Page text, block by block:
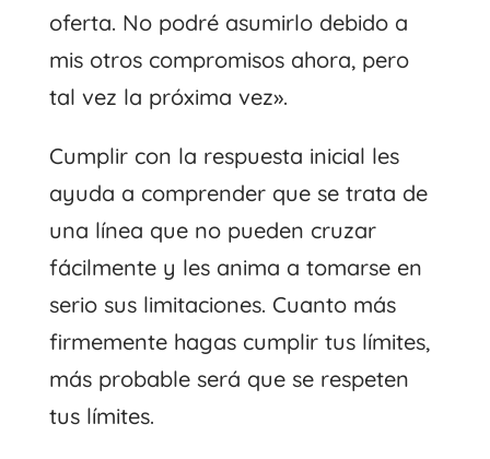
oferta. No podré asumirlo debido a
mis otros compromisos ahora, pero
tal vez la próxima vez».
Cumplir con la respuesta inicial les
ayuda a comprender que se trata de
una línea que no pueden cruzar
fácilmente y les anima a tomarse en
serio sus limitaciones. Cuanto más
firmemente hagas cumplir tus límites,
más probable será que se respeten
tus límites.